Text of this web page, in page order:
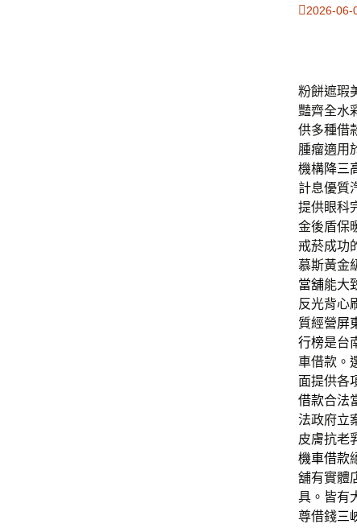
2026-06-
粉餅遮瑕
豔齊全水
供多種借
腫瘤適用
機構降三
計息優質
提供眼科
金後盾保
戒菸成功
慕斯黃金
當舖能大
反光背心
質經營屏
行榜是台
車借款。
面提供各
借款合法
法政府立
皮膚抗老
機車借款
舖有實體
具。皆有
尊借錢三